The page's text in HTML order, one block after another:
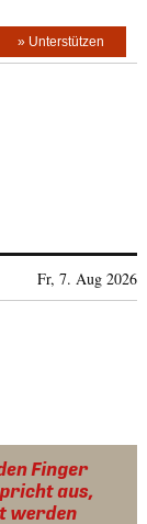
» Unterstützen
Fr, 7. Aug 2026